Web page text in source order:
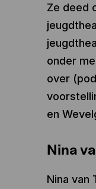
Ze deed
onder
over
en
Nina
Nina van